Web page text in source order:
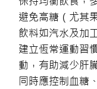
避免高糖（尤其
飲料如汽水及加
建立恆常運動習
動，有助減少肝
同時應控制血糖